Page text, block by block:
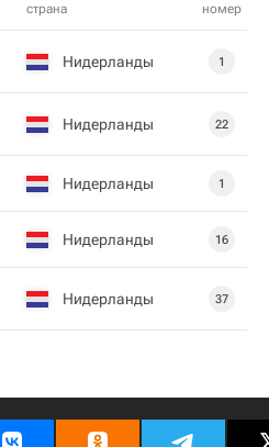
страна номер
Нидерланды 1
Нидерланды 22
Нидерланды 1
Нидерланды 16
Нидерланды 37